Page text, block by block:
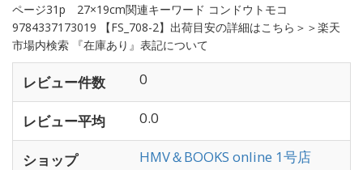
ページ31p 27×19cm関連キーワード コンドウトモコ
9784337173019 【FS_708-2】出荷目安の詳細はこちら＞＞楽天
市場内検索 『在庫あり』表記について
レビュー件数 0
レビュー平均 0.0
ショップ HMV＆BOOKS online 1号店